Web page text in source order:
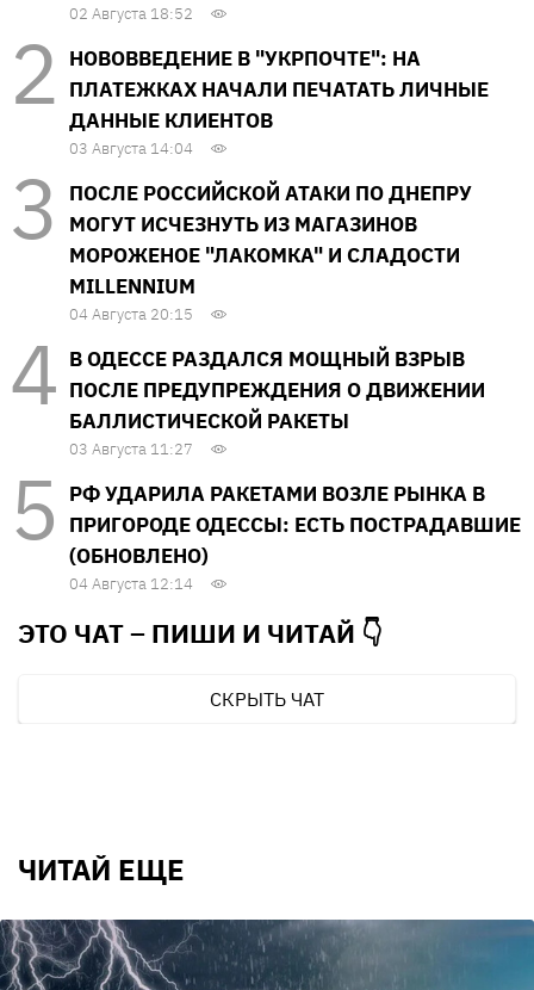
02 Августа 18:52
НОВОВВЕДЕНИЕ В "УКРПОЧТЕ": НА
ПЛАТЕЖКАХ НАЧАЛИ ПЕЧАТАТЬ ЛИЧНЫЕ
ДАННЫЕ КЛИЕНТОВ
03 Августа 14:04
ПОСЛЕ РОССИЙСКОЙ АТАКИ ПО ДНЕПРУ
МОГУТ ИСЧЕЗНУТЬ ИЗ МАГАЗИНОВ
МОРОЖЕНОЕ "ЛАКОМКА" И СЛАДОСТИ
MILLENNIUM
04 Августа 20:15
В ОДЕССЕ РАЗДАЛСЯ МОЩНЫЙ ВЗРЫВ
ПОСЛЕ ПРЕДУПРЕЖДЕНИЯ О ДВИЖЕНИИ
БАЛЛИСТИЧЕСКОЙ РАКЕТЫ
03 Августа 11:27
РФ УДАРИЛА РАКЕТАМИ ВОЗЛЕ РЫНКА В
ПРИГОРОДЕ ОДЕССЫ: ЕСТЬ ПОСТРАДАВШИЕ
(ОБНОВЛЕНО)
04 Августа 12:14
ЭТО ЧАТ – ПИШИ И ЧИТАЙ 👇
СКРЫТЬ ЧАТ
ЧИТАЙ ЕЩЕ